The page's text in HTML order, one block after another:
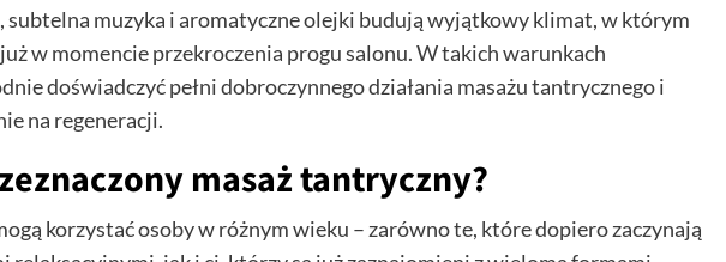
subtelna muzyka i aromatyczne olejki budują wyjątkowy klimat, w którym
już w momencie przekroczenia progu salonu. W takich warunkach
doświadczyć pełni dobroczynnego działania masażu tantrycznego i
na regeneracji.
masaż tantryczny?
korzystać osoby w różnym wieku – zarówno te, które dopiero zaczynają